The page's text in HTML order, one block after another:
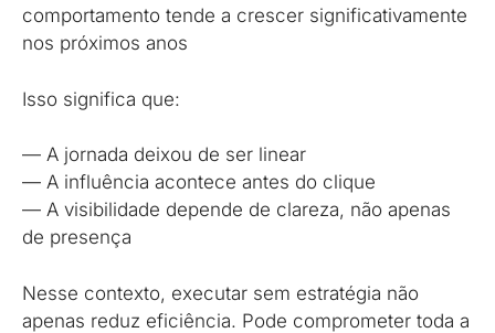
comportamento tende a crescer significativamente
nos próximos anos
Isso significa que:
— A jornada deixou de ser linear
— A influência acontece antes do clique
— A visibilidade depende de clareza, não apenas
de presença
Nesse contexto, executar sem estratégia não
apenas reduz eficiência. Pode comprometer toda a